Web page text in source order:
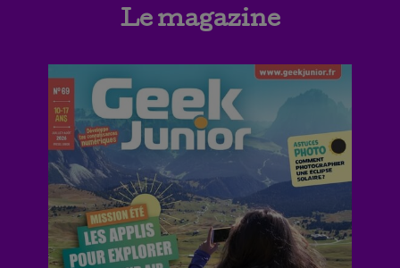
Le magazine